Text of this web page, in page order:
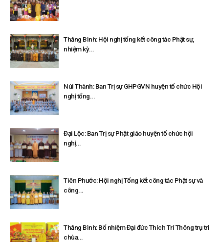
Thăng Bình: Hội nghị tổng kết công tác Phật sự,
nhiệm kỳ...
Núi Thành: Ban Trị sự GHPGVN huyện tổ chức Hội
nghị tổng...
Đại Lộc: Ban Trị sự Phật giáo huyện tổ chức hội
nghị...
Tiên Phước: Hội nghị Tổng kết công tác Phật sự và
công...
Thăng Bình: Bổ nhiệm Đại đức Thích Trí Thông trụ trì
chùa...